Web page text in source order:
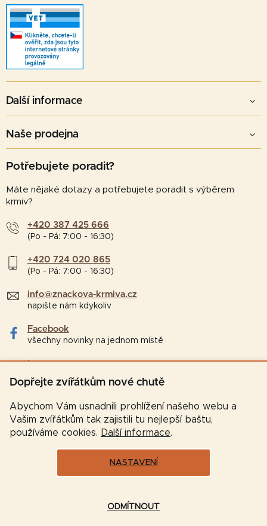
Dopřejte zvířátkům nové chutě
Abychom Vám usnadnili prohlížení našeho webu a
Vašim zvířátkům tak zajistili tu nejlepší baštu,
používáme cookies. Další informace.
NASTAVENÍ
ODMÍTNOUT
Další informace
Naše prodejna
Potřebujete poradit?
Máte nějaké dotazy a potřebujete poradit s výběrem
krmiv?
+420 387 425 666
(Po - Pá: 7:00 - 16:30)
+420 724 020 865
(Po - Pá: 7:00 - 16:30)
info@znackova-krmiva.cz
napište nám kdykoliv
Facebook
všechny novinky na jednom místě
Instagram
tipy a zajímavosti pro chovatele
Vytvořil Shoptet